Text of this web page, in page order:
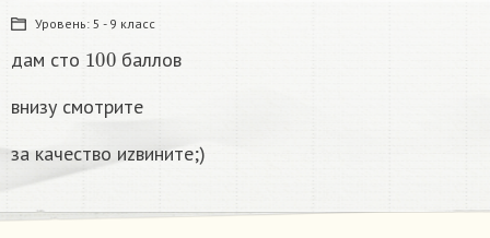
Уровень: 5 - 9 класс
дам сто 100 баллов
внизу смотрите
за качество иzвините;)